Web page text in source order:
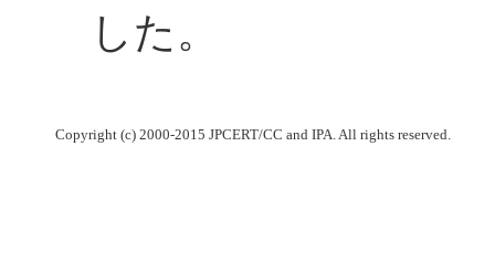
した。
Copyright (c) 2000-2015 JPCERT/CC and IPA. All rights reserved.